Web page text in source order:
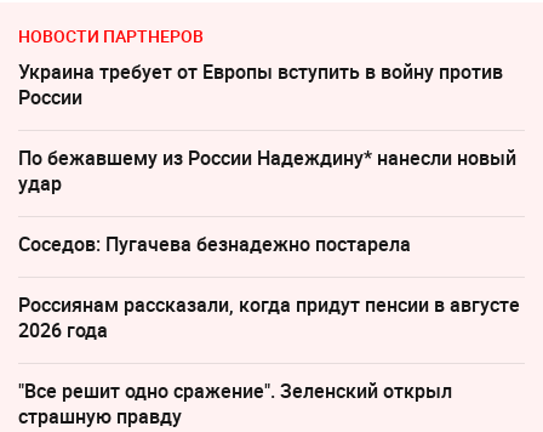
НОВОСТИ ПАРТНЕРОВ
Украина требует от Европы вступить в войну против
России
По бежавшему из России Надеждину* нанесли новый
удар
Соседов: Пугачева безнадежно постарела
Россиянам рассказали, когда придут пенсии в августе
2026 года
"Все решит одно сражение". Зеленский открыл
страшную правду